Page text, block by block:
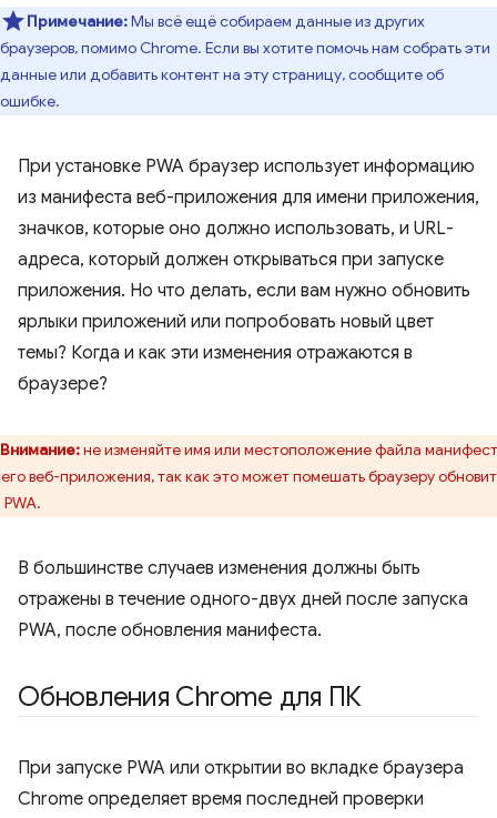
Примечание:Мы всё ещё собираем данные из других
браузеров, помимо Chrome. Если вы хотите помочь нам собрать эти
данные или добавить контент на эту страницу, сообщите об
ошибке.
При установке PWA браузер использует информацию
из манифеста веб-приложения для имени приложения,
значков, которые оно должно использовать, и URL-
адреса, который должен открываться при запуске
приложения. Но что делать, если вам нужно обновить
ярлыки приложений или попробовать новый цвет
темы? Когда и как эти изменения отражаются в
браузере?
Внимание:не изменяйте имя или местоположение файла
веб-приложения, так как это может помешать браузеру
В большинстве случаев изменения должны быть
отражены в течение одного-двух дней после запуска
PWA, после обновления манифеста.
Обновления Chrome для ПК
При запуске PWA или открытии во вкладке браузера
Chrome определяет время последней проверки